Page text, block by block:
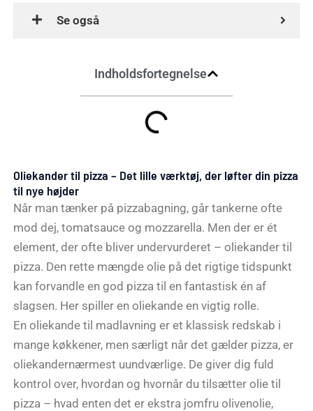
Se også
Indholdsfortegnelse
Oliekander til pizza – Det lille værktøj, der løfter din pizza
til nye højder
Når man tænker på pizzabagning, går tankerne ofte
mod dej, tomatsauce og mozzarella. Men der er ét
element, der ofte bliver undervurderet – oliekander til
pizza. Den rette mængde olie på det rigtige tidspunkt
kan forvandle en god pizza til en fantastisk én af
slagsen. Her spiller en oliekande en vigtig rolle.
En oliekande til madlavning er et klassisk redskab i
mange køkkener, men særligt når det gælder pizza, er
oliekandernærmest uundværlige. De giver dig fuld
kontrol over, hvordan og hvornår du tilsætter olie til
pizza – hvad enten det er ekstra jomfru olivenolie,